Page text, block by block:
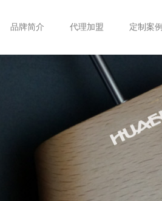
品牌简介 代理加盟 定制案例